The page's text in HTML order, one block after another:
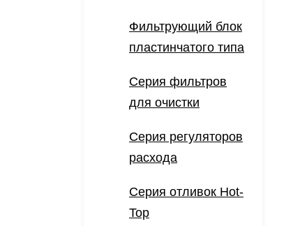
Фильтрующий блок
пластинчатого типа
Серия фильтров
для очистки
Серия регуляторов
расхода
Серия отливок Hot-
Top